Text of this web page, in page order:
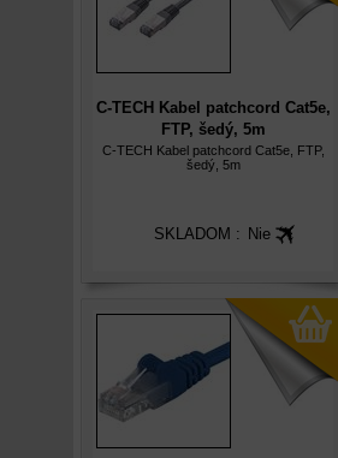
C-TECH Kabel patchcord Cat5e,
FTP, šedý, 5m
C-TECH Kabel patchcord Cat5e, FTP,
šedý, 5m
SKLADOM : Nie